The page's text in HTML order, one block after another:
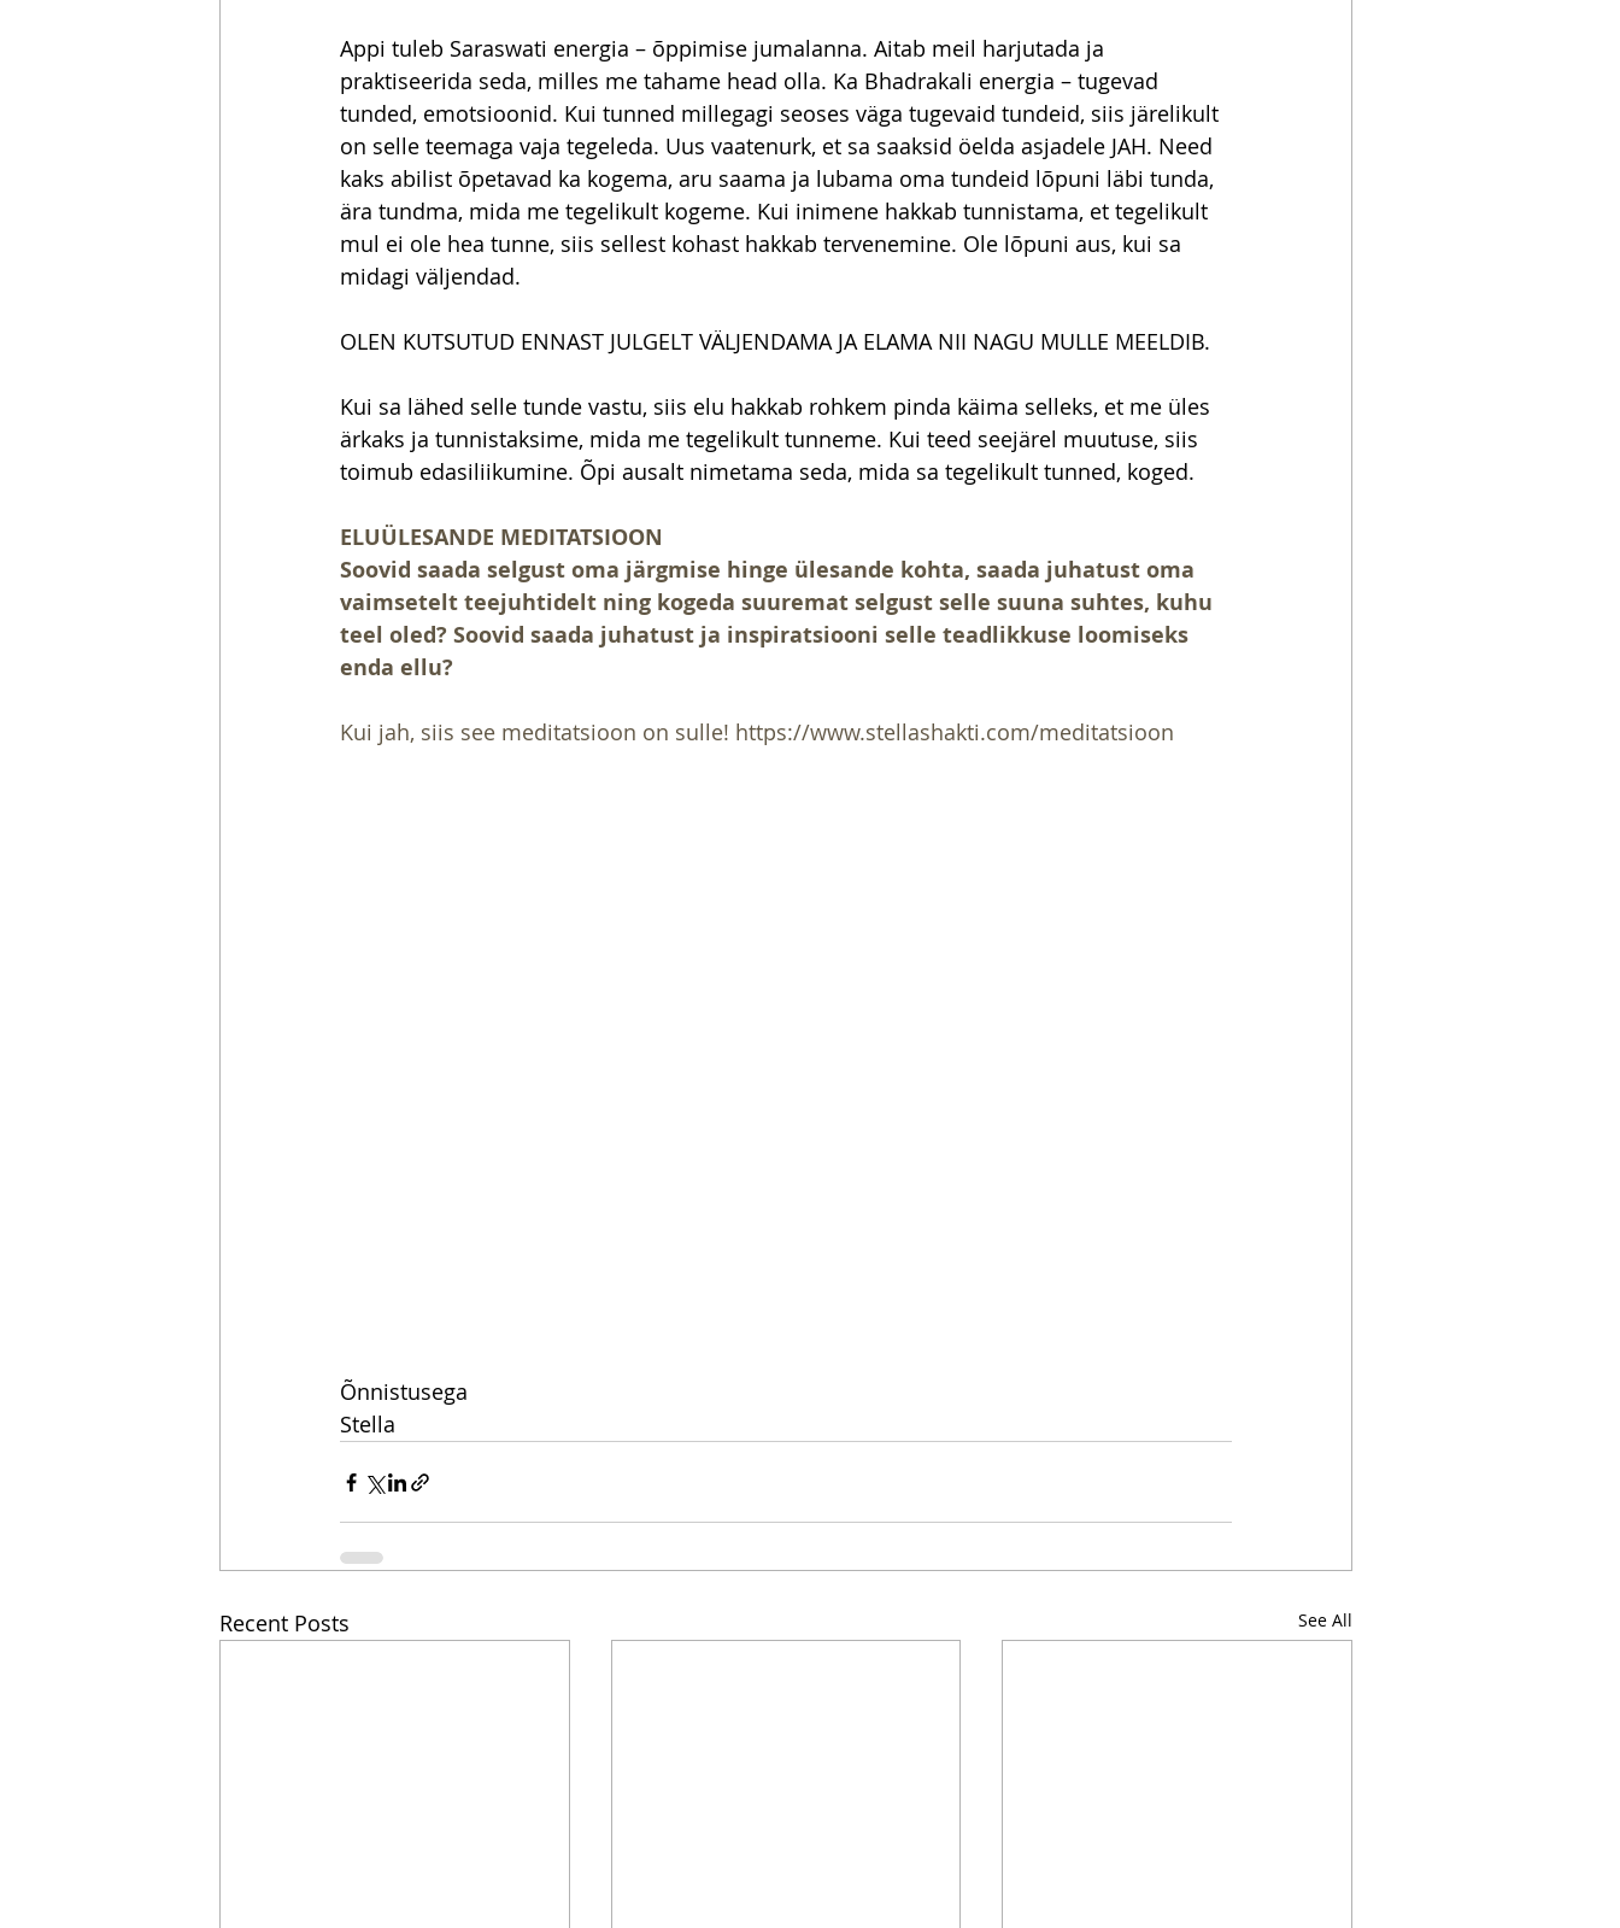
Appi tuleb Saraswati energia – õppimise jumalanna. Aitab meil harjutada ja
praktiseerida seda, milles me tahame head olla. Ka Bhadrakali energia – tugevad
tunded, emotsioonid. Kui tunned millegagi seoses väga tugevaid tundeid, siis järelikult
on selle teemaga vaja tegeleda. Uus vaatenurk, et sa saaksid öelda asjadele JAH. Need
kaks abilist õpetavad ka kogema, aru saama ja lubama oma tundeid lõpuni läbi tunda,
ära tundma, mida me tegelikult kogeme. Kui inimene hakkab tunnistama, et tegelikult
mul ei ole hea tunne, siis sellest kohast hakkab tervenemine. Ole lõpuni aus, kui sa
midagi väljendad.
OLEN KUTSUTUD ENNAST JULGELT VÄLJENDAMA JA ELAMA NII NAGU MULLE MEELDIB.
Kui sa lähed selle tunde vastu, siis elu hakkab rohkem pinda käima selleks, et me üles
ärkaks ja tunnistaksime, mida me tegelikult tunneme. Kui teed seejärel muutuse, siis
toimub edasiliikumine. Õpi ausalt nimetama seda, mida sa tegelikult tunned, koged.
ELUÜLESANDE MEDITATSIOON
Soovid saada selgust oma järgmise hinge ülesande kohta, saada juhatust oma
vaimsetelt teejuhtidelt ning kogeda suuremat selgust selle suuna suhtes, kuhu
teel oled? Soovid saada juhatust ja inspiratsiooni selle teadlikkuse loomiseks
enda ellu?
Kui jah, siis see meditatsioon on sulle! https://www.stellashakti.com/meditatsioon
Õnnistusega
Stella
Recent Posts See All